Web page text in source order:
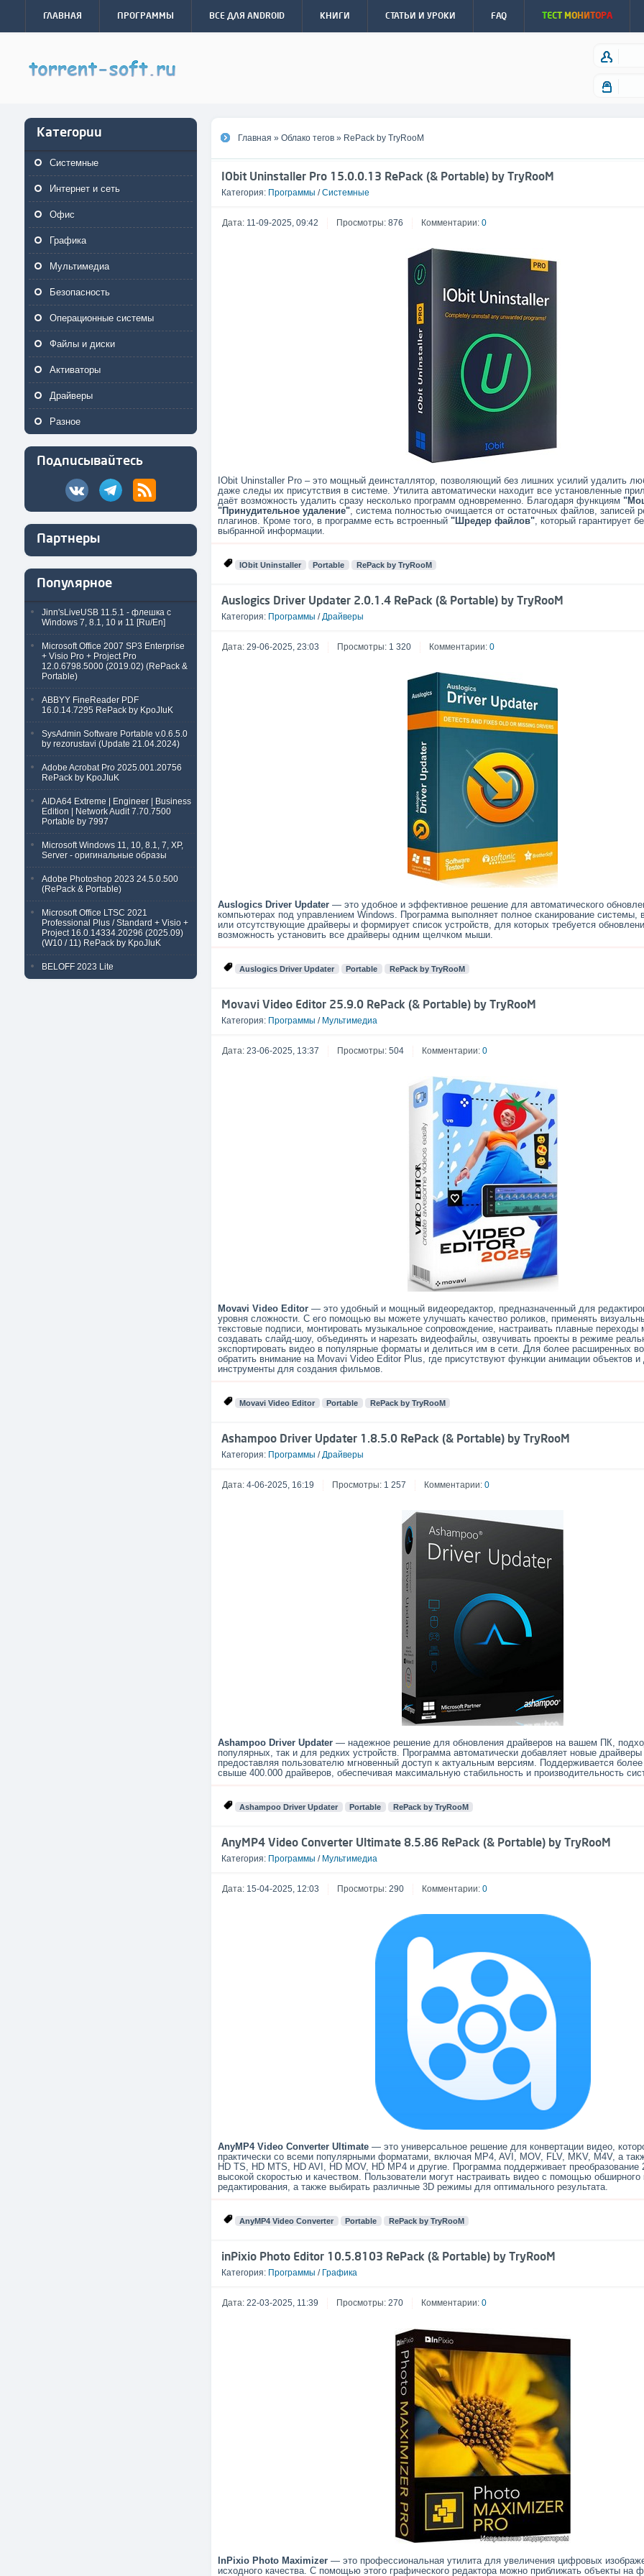
ГЛАВНАЯ ПРОГРАММЫ ВСЕ ДЛЯ ANDROID КНИГИ СТАТЬИ И УРОКИ FAQ ТЕСТ МОНИТОРА
Категории
Системные
Интернет и сеть
Офис
Графика
Мультимедиа
Безопасность
Операционные системы
Файлы и диски
Активаторы
Драйверы
Разное
Подписывайтесь
Партнеры
Популярное
Jinn'sLiveUSB 11.5.1 - флешка с
Windows 7, 8.1, 10 и 11 [Ru/En]
Microsoft Office 2007 SP3 Enterprise
+ Visio Pro + Project Pro
12.0.6798.5000 (2019.02) (RePack &
Portable)
ABBYY FineReader PDF
16.0.14.7295 RePack by KpoJIuK
SysAdmin Software Portable v.0.6.5.0
by rezorustavi (Update 21.04.2024)
Adobe Acrobat Pro 2025.001.20756
RePack by KpoJIuK
AIDA64 Extreme | Engineer | Business
Edition | Network Audit 7.70.7500
Portable by 7997
Microsoft Windows 11, 10, 8.1, 7, XP,
Server - оригинальные образы
Adobe Photoshop 2023 24.5.0.500
(RePack & Portable)
Microsoft Office LTSC 2021
Professional Plus / Standard + Visio +
Project 16.0.14334.20296 (2025.09)
(W10 / 11) RePack by KpoJIuK
BELOFF 2023 Lite
Главная » Облако тегов» RePack by TryRooM
IObit Uninstaller Pro 15.0.0.13 RePack (& Portable) by TryRooM
Категория: Программы /Системные
Дата:11-09-2025, 09:42 Просмотры:876 Комментарии: 0
IObit Uninstaller Pro – это мощный деинсталлятор, позволяющий без лишних усилий удалить
даже следы их присутствия в системе. Утилита автоматически находит все установленные
даёт возможность удалить сразу несколько программ одновременно. Благодаря функциям
"Принудительное удаление", система полностью очищается от остаточных файлов, записей
плагинов. Кроме того, в программе есть встроенный "Шредер файлов", который гарантирует
выбранной информации.
IObit Uninstaller Portable RePack by TryRooM
Auslogics Driver Updater 2.0.1.4 RePack (& Portable) by TryRooM
Категория: Программы /Драйверы
Дата:29-06-2025, 23:03 Просмотры:1 320 Комментарии: 0
Auslogics Driver Updater— это удобное и эффективное решение для автоматического
компьютерах под управлением Windows. Программа выполняет полное сканирование системы,
или отсутствующие драйверы и формирует список устройств, для которых требуется
возможность установить все драйверы одним щелчком мыши.
Auslogics Driver Updater Portable RePack by TryRooM
Movavi Video Editor 25.9.0 RePack (& Portable) by TryRooM
Категория: Программы / Мультимедиа
Дата:23-06-2025, 13:37 Просмотры:504 Комментарии: 0
Movavi Video Editor— это удобный и мощный видеоредактор, предназначенный для
уровня сложности. С его помощью вы можете улучшать качество роликов, применять
текстовые подписи, монтировать музыкальное сопровождение, настраивать плавные
создавать слайд-шоу, объединять и нарезать видеофайлы, озвучивать проекты в режиме
экспортировать видео в популярные форматы и делиться им в сети. Для более расширенных
обратить внимание на Movavi Video Editor Plus, где присутствуют функции анимации объектов и
инструменты для создания фильмов.
Movavi Video Editor Portable RePack by TryRooM
Ashampoo Driver Updater 1.8.5.0 RePack (& Portable) by TryRooM
Категория: Программы /Драйверы
Дата:4-06-2025, 16:19 Просмотры:1 257 Комментарии: 0
Ashampoo Driver Updater— надежное решение для обновления драйверов на вашем ПК,
популярных, так и для редких устройств. Программа автоматически добавляет новые
предоставляя пользователю мгновенный доступ к актуальным версиям. Поддерживается более
свыше 400.000 драйверов, обеспечивая максимальную стабильность и производительность
Ashampoo Driver Updater Portable RePack by TryRooM
AnyMP4 Video Converter Ultimate 8.5.86 RePack (& Portable) by TryRooM
Категория: Программы / Мультимедиа
Дата:15-04-2025, 12:03 Просмотры:290 Комментарии: 0
AnyMP4 Video Converter Ultimate— это универсальное решение для конвертации видео,
практически со всеми популярными форматами, включая MP4, AVI, MOV, FLV, MKV, M4V, а
HD TS, HD MTS, HD AVI, HD MOV, HD MP4 и другие. Программа поддерживает преобразование
высокой скоростью и качеством. Пользователи могут настраивать видео с помощью обширного
редактирования, а также выбирать различные 3D режимы для оптимального результата.
AnyMP4 Video Converter Portable RePack by TryRooM
inPixio Photo Editor 10.5.8103 RePack (& Portable) by TryRooM
Категория: Программы / Графика
Дата:22-03-2025, 11:39 Просмотры:270 Комментарии: 0
InPixio Photo Maximizer— это профессиональная утилита для увеличения цифровых
исходного качества. С помощью этого графического редактора можно приближать объекты на